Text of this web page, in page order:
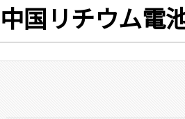
中国リチウム電